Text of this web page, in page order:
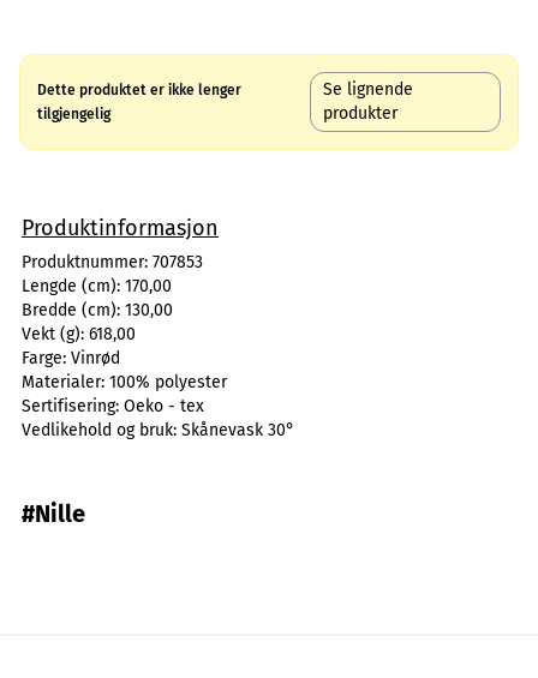
Dette produktet er ikke lenger
tilgjengelig
Se lignende
produkter
Produktinformasjon
Produktnummer: 707853
Lengde (cm): 170,00
Bredde (cm): 130,00
Vekt (g): 618,00
Farge: Vinrød
Materialer: 100% polyester
Sertifisering: Oeko - tex
Vedlikehold og bruk: Skånevask 30°
#Nille